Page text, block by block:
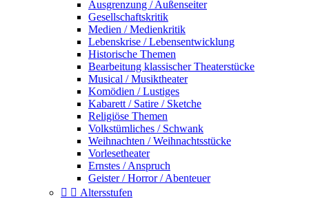
Ausgrenzung / Außenseiter
Gesellschaftskritik
Medien / Medienkritik
Lebenskrise / Lebensentwicklung
Historische Themen
Bearbeitung klassischer Theaterstücke
Musical / Musiktheater
Komödien / Lustiges
Kabarett / Satire / Sketche
Religiöse Themen
Volkstümliches / Schwank
Weihnachten / Weihnachtsstücke
Vorlesetheater
Ernstes / Anspruch
Geister / Horror / Abenteuer
  Altersstufen